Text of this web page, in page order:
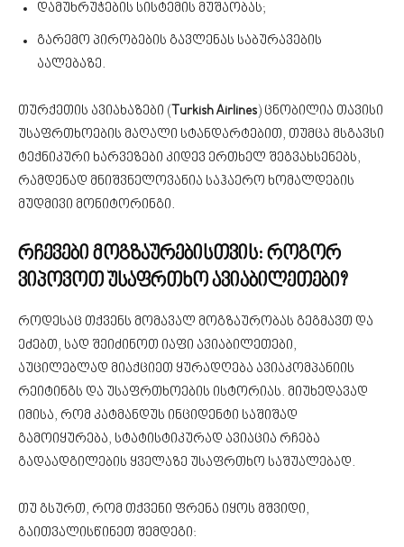
დამუხრუჭების სისტემის მუშაობას;
გარემო პირობების გავლენას საბურავების
აალებაზე.
თურქეთის ავიახაზები ( Turkish Airlines) ცნობილია თავისი
უსაფრთხოების მაღალი სტანდარტებით, თუმცა მსგავსი
ტექნიკური ხარვეზები კიდევ ერთხელ შეგვახსენებს,
რამდენად მნიშვნელოვანია საჰაერო ხომალდების
მუდმივი მონიტორინგი.
რჩევები მოგზაურებისთვის: როგორ
ვიპოვოთ უსაფრთხო ავიაბილეთები?
როდესაც თქვენს მომავალ მოგზაურობას გეგმავთ და
ეძებთ, სად შეიძინოთ იაფი ავიაბილეთები,
აუცილებლად მიაქციეთ ყურადღება ავიაკომპანიის
რეიტინგს და უსაფრთხოების ისტორიას. მიუხედავად
იმისა, რომ კატმანდუს ინციდენტი საშიშად
გამოიყურება, სტატისტიკურად ავიაცია რჩება
გადაადგილების ყველაზე უსაფრთხო საშუალებად.
თუ გსურთ, რომ თქვენი ფრენა იყოს მშვიდი,
გაითვალისწინეთ შემდეგი: